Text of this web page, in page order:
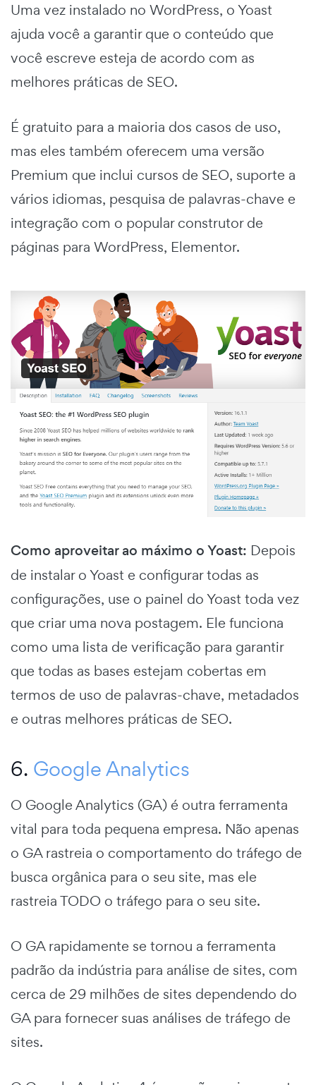
Uma vez instalado no WordPress, o Yoast
ajuda você a garantir que o conteúdo que
você escreve esteja de acordo com as
melhores práticas de SEO.
É gratuito para a maioria dos casos de uso,
mas eles também oferecem uma versão
Premium que inclui cursos de SEO, suporte a
vários idiomas, pesquisa de palavras-chave e
integração com o popular construtor de
páginas para WordPress, Elementor.
Como aproveitar ao máximo o Yoast: Depois
de instalar o Yoast e configurar todas as
configurações, use o painel do Yoast toda vez
que criar uma nova postagem. Ele funciona
como uma lista de verificação para garantir
que todas as bases estejam cobertas em
termos de uso de palavras-chave, metadados
e outras melhores práticas de SEO.
6. Google Analytics
O Google Analytics (GA) é outra ferramenta
vital para toda pequena empresa. Não apenas
o GA rastreia o comportamento do tráfego de
busca orgânica para o seu site, mas ele
rastreia TODO o tráfego para o seu site.
O GA rapidamente se tornou a ferramenta
padrão da indústria para análise de sites, com
cerca de 29 milhões de sites dependendo do
GA para fornecer suas análises de tráfego de
sites.